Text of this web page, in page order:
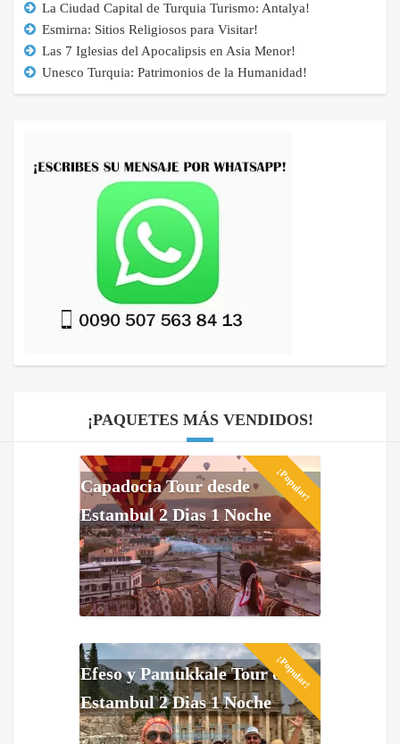
La Ciudad Capital de Turquia Turismo: Antalya!
Esmirna: Sitios Religiosos para Visitar!
Las 7 Iglesias del Apocalipsis en Asia Menor!
Unesco Turquia: Patrimonios de la Humanidad!
¡PAQUETES MÁS VENDIDOS!
¡Popular!
Capadocia Tour desde
Estambul 2 Dias 1 Noche
¡Popular!
Efeso y Pamukkale Tour de
Estambul 2 Dias 1 Noche